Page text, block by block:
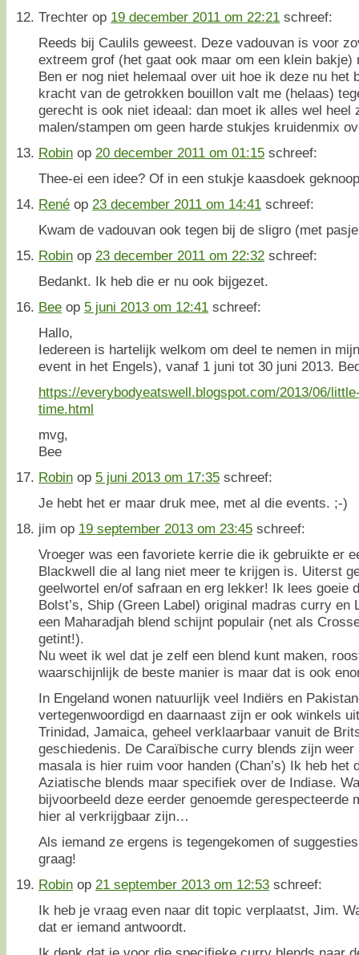
Trechter op 19 december 2011 om 22:21 schreef:
Reeds bij Caulils geweest. Deze vadouvan is voor
extreem grof (het gaat ook maar om een klein
Ben er nog niet helemaal over uit hoe ik deze nu het
kracht van de getrokken bouillon valt me (helaas)
gerecht is ook niet ideaal: dan moet ik alles wel heel
malen/stampen om geen harde stukjes kruidenmix
Robin op 20 december 2011 om 01:15 schreef:
Thee-ei een idee? Of in een stukje kaasdoek
René op 23 december 2011 om 14:41 schreef:
Kwam de vadouvan ook tegen bij de sligro (met
Robin op 23 december 2011 om 22:32 schreef:
Bedankt. Ik heb die er nu ook bijgezet.
Bee op 5 juni 2013 om 12:41 schreef:
Hallo,
Iedereen is hartelijk welkom om deel te nemen in
event in het Engels), vanaf 1 juni tot 30 juni 2013.
https://everybodyeatswell.blogspot.com/2013/06/
time.html
mvg,
Bee
Robin op 5 juni 2013 om 17:35 schreef:
Je hebt het er maar druk mee, met al die events. ;-)
jim op 19 september 2013 om 23:45 schreef:
Vroeger was een favoriete kerrie die ik gebruikte er
Blackwell die al lang niet meer te krijgen is. Uiterst
geelwortel en/of safraan en erg lekker! Ik lees goeie
Bolst’s, Ship (Green Label) original madras curry en
een Maharadjah blend schijnt populair (net als
getint!).
Nu weet ik wel dat je zelf een blend kunt maken,
waarschijnlijk de beste manier is maar dat is ook
In Engeland wonen natuurlijk veel Indiërs en
vertegenwoordigd en daarnaast zijn er ook winkels
Trinidad, Jamaica, geheel verklaarbaar vanuit de
geschiedenis. De Caraïbische curry blends zijn weer
masala is hier ruim voor handen (Chan’s) Ik heb het
Aziatische blends maar specifiek over de Indiase.
bijvoorbeeld deze eerder genoemde gerespecteerde
hier al verkrijgbaar zijn…
Als iemand ze ergens is tegengekomen of
graag!
Robin op 21 september 2013 om 12:53 schreef:
Ik heb je vraag even naar dit topic verplaatst, Jim.
dat er iemand antwoordt.